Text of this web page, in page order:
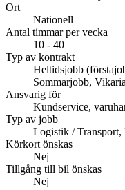
Ort
Nationell
Antal timmar per vecka
10 - 40
Typ av kontrakt
Heltidsjobb
Sommarjobb,
Ansvarig för
Kundservice,
Typ av jobb
Logistik / Transport,
Körkort önskas
Nej
Tillgång till bil önskas
Nej